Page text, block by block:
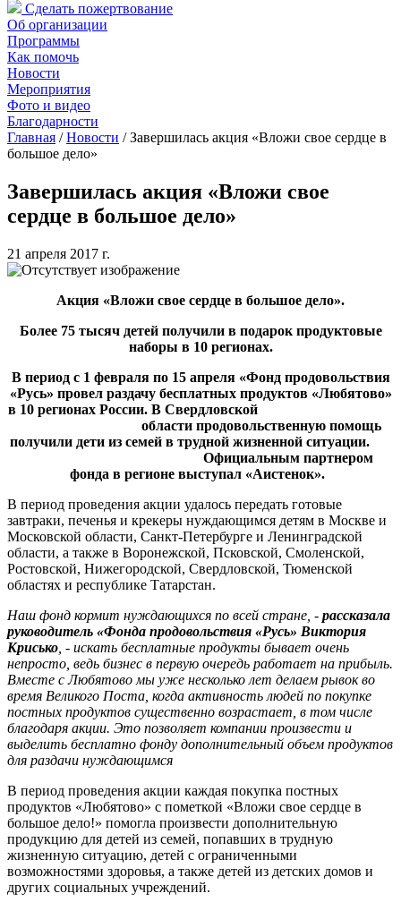
Сделать пожертвование
Об организации
Программы
Как помочь
Новости
Мероприятия
Фото и видео
Благодарности
Главная /Новости /Завершилась акция «Вложи свое сердце в
большое дело»
Завершилась акция «Вложи свое
сердце в большое дело»
21 апреля 2017 г.
Акция «Вложи свое сердце в большое дело».
Более 75 тысяч детей получили в подарок продуктовые
наборы в 10 регионах.
В период с 1 февраля по 15 апреля «Фонд продовольствия
«Русь» провел раздачу бесплатных продуктов «Любятово»
в 10 регионах России. В Свердловской
области продовольственную помощь
получили дети из семей в трудной жизненной ситуации.
Официальным партнером
фонда в регионе выступал «Аистенок».
В период проведения акции удалось передать готовые
завтраки, печенья и крекеры нуждающимся детям в Москве и
Московской области, Санкт-Петербурге и Ленинградской
области, а также в Воронежской, Псковской, Смоленской,
Ростовской, Нижегородской, Свердловской, Тюменской
областях и республике Татарстан.
Наш фонд кормит нуждающихся по всей стране, - рассказала
руководитель «Фонда продовольствия «Русь» Виктория
Крисько , - искать бесплатные продукты бывает очень
непросто, ведь бизнес в первую очередь работает на прибыль.
Вместе с Любятово мы уже несколько лет делаем рывок во
время Великого Поста, когда активность людей по покупке
постных продуктов существенно возрастает, в том числе
благодаря акции. Это позволяет компании произвести и
выделить бесплатно фонду дополнительный объем продуктов
для раздачи нуждающимся
В период проведения акции каждая покупка постных
продуктов «Любятово» с пометкой «Вложи свое сердце в
большое дело!» помогла произвести дополнительную
продукцию для детей из семей, попавших в трудную
жизненную ситуацию, детей с ограниченными
возможностями здоровья, а также детей из детских домов и
других социальных учреждений.